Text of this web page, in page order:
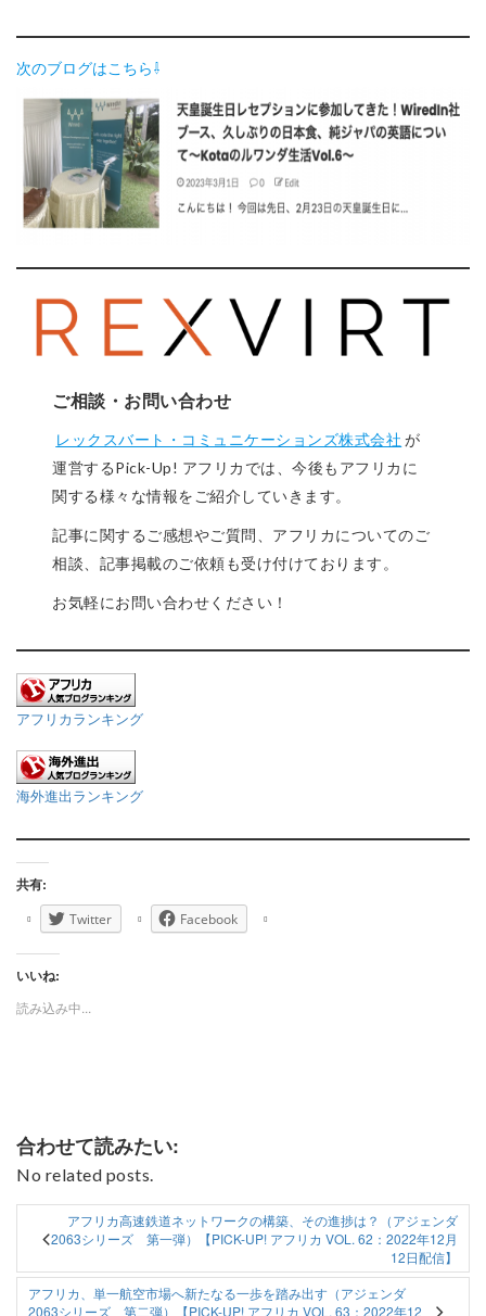
次のブログはこちら⇩
ご相談・お問い合わせ
レックスバート・コミュニケーションズ株式会社 が
運営するPick-Up! アフリカでは、今後もアフリカに
関する様々な情報をご紹介していきます。
記事に関するご感想やご質問、アフリカについてのご
相談、記事掲載のご依頼も受け付けております。
お気軽にお問い合わせください！
アフリカランキング
海外進出ランキング
共有:
Twitter Facebook
いいね:
読み込み中...
合わせて読みたい:
No related posts.
アフリカ高速鉄道ネットワークの構築、その進捗は？（アジェンダ
2063シリーズ 第一弾）【PICK-UP! アフリカ VOL. 62：2022年12月
12日配信】
アフリカ、単一航空市場へ新たなる一歩を踏み出す（アジェンダ
2063シリーズ 第二弾）【PICK-UP! アフリカ VOL. 63：2022年12